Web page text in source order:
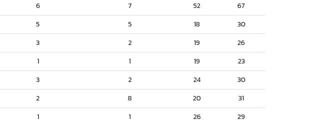
6 7 52
67
5 5 18
30
3 2 19
26
1 1 19
23
3 2 24
30
2 8 20
31
1 1 26
29